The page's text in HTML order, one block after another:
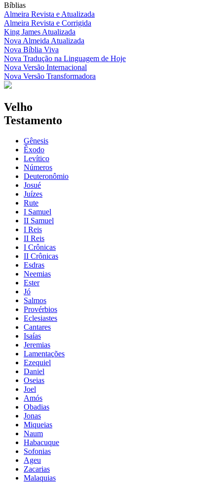
Bíblias
Almeira Revista e Atualizada
Almeira Revista e Corrigida
King James Atualizada
Nova Almeida Atualizada
Nova Bíblia Viva
Nova Tradução na Linguagem de Hoje
Nova Versão Internacional
Nova Versão Transformadora
Velho
Testamento
Gênesis
Êxodo
Levítico
Números
Deuteronômio
Josué
Juízes
Rute
I Samuel
II Samuel
I Reis
II Reis
I Crônicas
II Crônicas
Esdras
Neemias
Ester
Jó
Salmos
Provérbios
Eclesiastes
Cantares
Isaías
Jeremias
Lamentações
Ezequiel
Daniel
Oseias
Joel
Amós
Obadias
Jonas
Miqueias
Naum
Habacuque
Sofonias
Ageu
Zacarias
Malaquias